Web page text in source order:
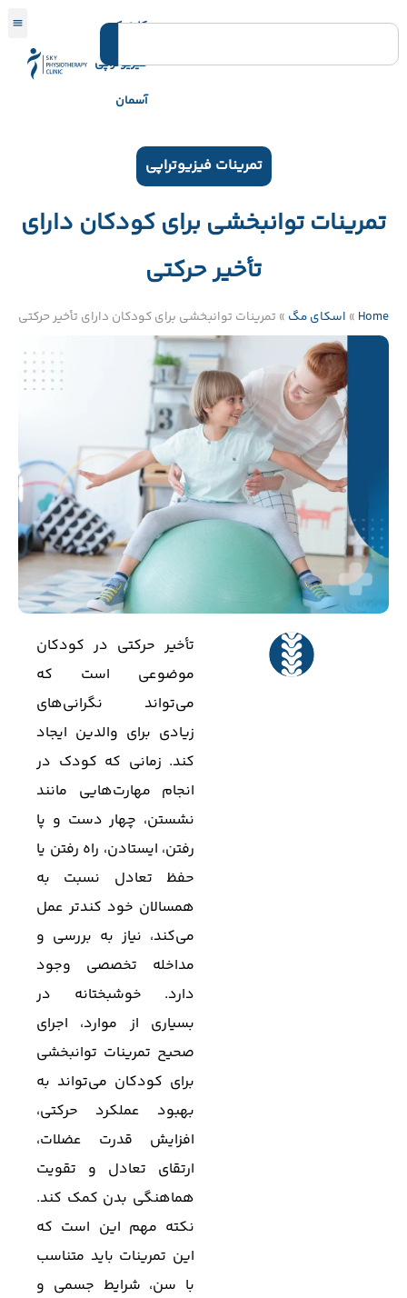
کلینیک
فیزیوتراپی
آسمان
تمرینات فیزیوتراپی
تمرینات توانبخشی برای کودکان دارای
تأخیر حرکتی
Home
» اسکای مگ » تمرینات توانبخشی برای کودکان دارای تأخیر حرکتی
تأخیر حرکتی در کودکان
موضوعی است که
می‌تواند نگرانی‌های
زیادی برای والدین ایجاد
کند. زمانی که کودک در
انجام مهارت‌هایی مانند
نشستن، چهار دست و پا
رفتن، ایستادن، راه رفتن یا
حفظ تعادل نسبت به
همسالان خود کندتر عمل
می‌کند، نیاز به بررسی و
مداخله تخصصی وجود
دارد. خوشبختانه در
بسیاری از موارد، اجرای
صحیح تمرینات توانبخشی
برای کودکان می‌تواند به
بهبود عملکرد حرکتی،
افزایش قدرت عضلات،
ارتقای تعادل و تقویت
هماهنگی بدن کمک کند.
نکته مهم این است که
این تمرینات باید متناسب
با سن، شرایط جسمی و